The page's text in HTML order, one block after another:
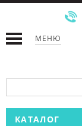
МЕНЮ
КАТАЛОГ